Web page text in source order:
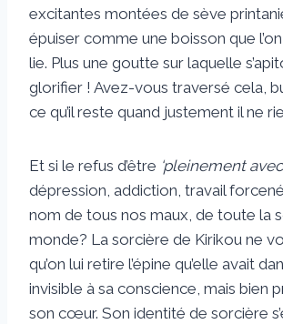
excitantes montées de sève
épuiser comme une boisson que l’on
lie. Plus une goutte sur laquelle
glorifier ! Avez-vous traversé cela,
ce qu’il reste quand justement il ne
Et si le refus d’être ‘pleinement
dépression, addiction, travail
nom de tous nos maux, de toute la
monde? La sorcière de Kirikou ne
qu’on lui retire l’épine qu’elle avait
invisible à sa conscience, mais bien
son cœur. Son identité de sorcière